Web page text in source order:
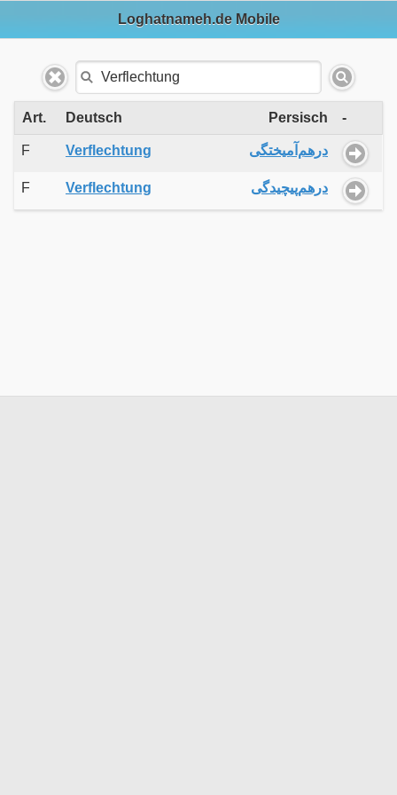
Loghatnameh.de Mobile
Art. Deutsch Persisch -
F Verflechtung درهم‌آمیختگی
F Verflechtung درهم‌پیچیدگی